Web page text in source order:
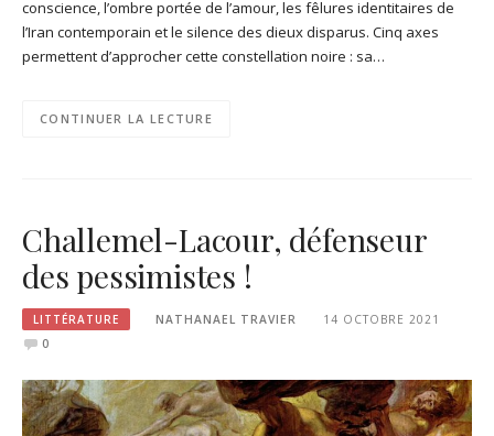
conscience, l’ombre portée de l’amour, les fêlures identitaires de
l’Iran contemporain et le silence des dieux disparus. Cinq axes
permettent d’approcher cette constellation noire : sa…
CONTINUER LA LECTURE
Challemel-Lacour, défenseur
des pessimistes !
LITTÉRATURE NATHANAEL TRAVIER
14 OCTOBRE 2021
0